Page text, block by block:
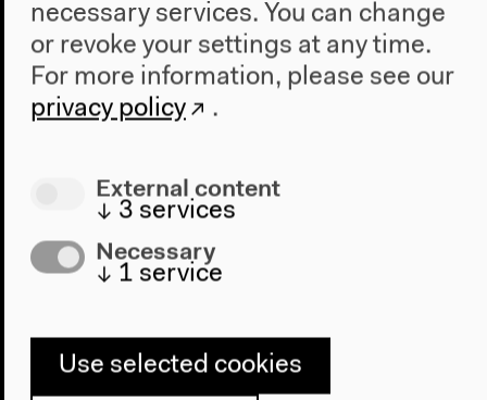
Alle Veranstaltungen
necessary services. You can change
or revoke your settings at any time.
For more information, please see our
privacy policy
.
External content
↓ 3 services
Necessary
↓ 1 service
Use selected cookies